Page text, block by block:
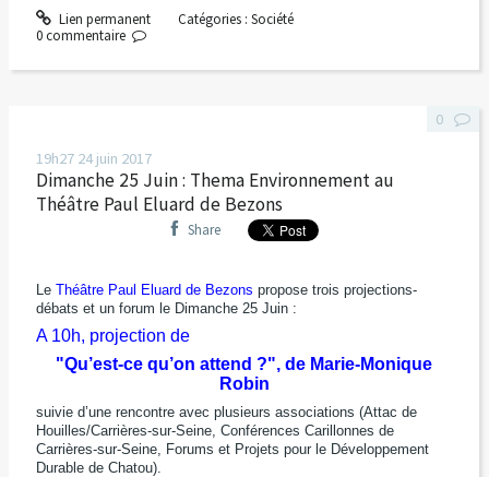
Lien permanent Catégories : Société
0 commentaire
19h27 24 juin 2017
Dimanche 25 Juin : Thema Environnement au
Théâtre Paul Eluard de Bezons
Share
Le Théâtre Paul Eluard de Bezons propose trois projections-
débats et un forum le Dimanche 25 Juin :
A 10h, projection de
"Qu’est-ce qu’on attend ?", de Marie-Monique
Robin
suivie d’une rencontre avec plusieurs associations (Attac de
Houilles/Carrières-sur-Seine, Conférences Carillonnes de
Carrières-sur-Seine, Forums et Projets pour le Développement
Durable de Chatou).
0